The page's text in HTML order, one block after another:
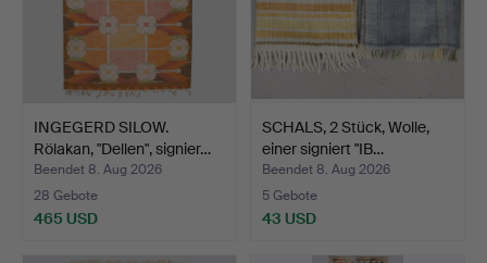
INGEGERD SILOW.
Rölakan, "Dellen", signier…
Beendet 8. Aug 2026
28 Gebote
465 USD
SCHALS, 2 Stück, Wolle,
einer signiert "IB…
Beendet 8. Aug 2026
5 Gebote
43 USD